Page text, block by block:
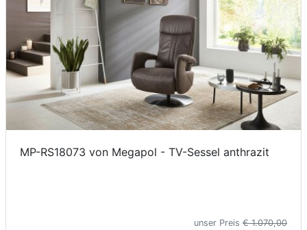
MP-RS18073 von Megapol - TV-Sessel anthrazit
unser Preis € 1.070,00